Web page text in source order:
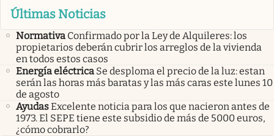
Últimas Noticias
Normativa Confirmado por la Ley de Alquileres: los
propietarios deberán cubrir los arreglos de la vivienda
en todos estos casos
Energía eléctrica Se desploma el precio de la luz: estan
serán las horas más baratas y las más caras este lunes 10
de agosto
AyudasExcelente noticia para los que nacieron antes de
1973. El SEPE tiene este subsidio de más de 5000 euros,
¿cómo cobrarlo?